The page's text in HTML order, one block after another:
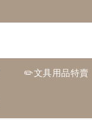
✏️文具用品特賣